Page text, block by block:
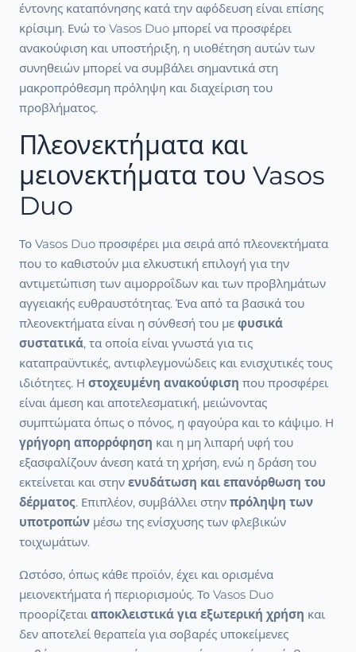
έντονης καταπόνησης κατά την αφόδευση είναι επίσης
κρίσιμη. Ενώ το Vasos Duo μπορεί να προσφέρει
ανακούφιση και υποστήριξη, η υιοθέτηση αυτών των
συνηθειών μπορεί να συμβάλει σημαντικά στη
μακροπρόθεσμη πρόληψη και διαχείριση του
προβλήματος.
Πλεονεκτήματα και
μειονεκτήματα του Vasos
Duo
Το Vasos Duo προσφέρει μια σειρά από πλεονεκτήματα
που το καθιστούν μια ελκυστική επιλογή για την
αντιμετώπιση των αιμορροΐδων και των προβλημάτων
αγγειακής ευθραυστότητας. Ένα από τα βασικά του
πλεονεκτήματα είναι η σύνθεσή του με φυσικά
συστατικά, τα οποία είναι γνωστά για τις
καταπραϋντικές, αντιφλεγμονώδεις και ενισχυτικές τους
ιδιότητες. Η στοχευμένη ανακούφιση που προσφέρει
είναι άμεση και αποτελεσματική, μειώνοντας
συμπτώματα όπως ο πόνος, η φαγούρα και το κάψιμο. Η
γρήγορη απορρόφηση και η μη λιπαρή υφή του
εξασφαλίζουν άνεση κατά τη χρήση, ενώ η δράση του
εκτείνεται και στην ενυδάτωση και επανόρθωση του
δέρματος. Επιπλέον, συμβάλλει στην πρόληψη των
υποτροπών μέσω της ενίσχυσης των φλεβικών
τοιχωμάτων.
Ωστόσο, όπως κάθε προϊόν, έχει και ορισμένα
μειονεκτήματα ή περιορισμούς. Το Vasos Duo
προορίζεται αποκλειστικά για εξωτερική χρήση και
δεν αποτελεί θεραπεία για σοβαρές υποκείμενες